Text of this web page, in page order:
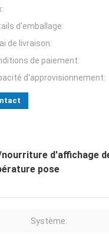
d'emballage:
de livraison:
de paiement:
d'approvisionnement:
d'affichage
pose
Système: